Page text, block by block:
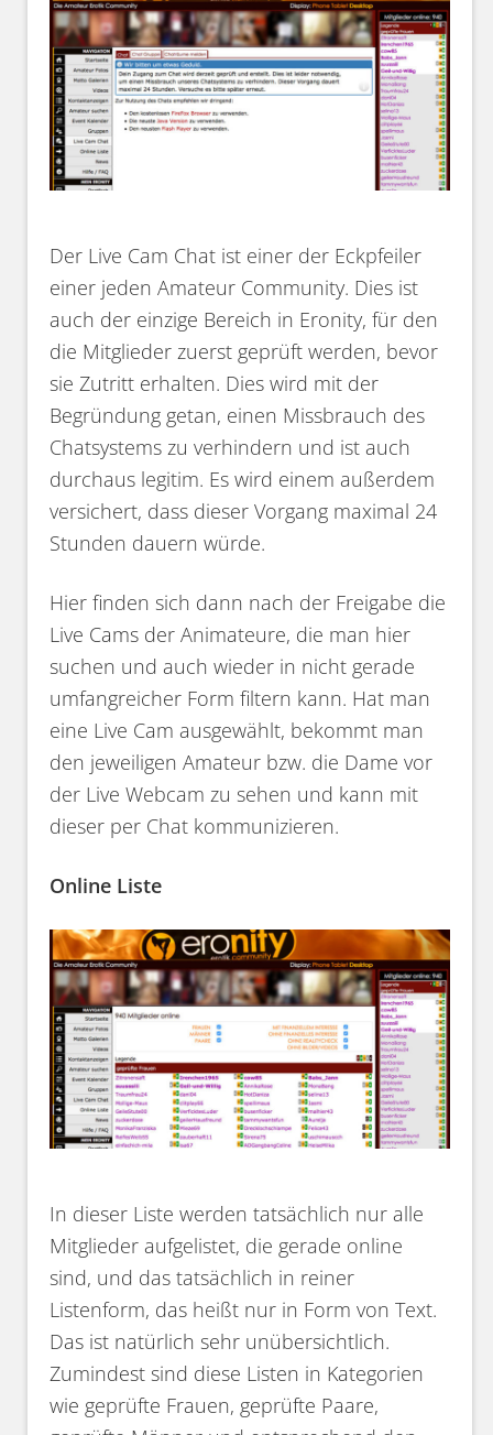
Der Live Cam Chat ist einer der Eckpfeiler
einer jeden Amateur Community. Dies ist
auch der einzige Bereich in Eronity, für den
die Mitglieder zuerst geprüft werden, bevor
sie Zutritt erhalten. Dies wird mit der
Begründung getan, einen Missbrauch des
Chatsystems zu verhindern und ist auch
durchaus legitim. Es wird einem außerdem
versichert, dass dieser Vorgang maximal 24
Stunden dauern würde.
Hier finden sich dann nach der Freigabe die
Live Cams der Animateure, die man hier
suchen und auch wieder in nicht gerade
umfangreicher Form filtern kann. Hat man
eine Live Cam ausgewählt, bekommt man
den jeweiligen Amateur bzw. die Dame vor
der Live Webcam zu sehen und kann mit
dieser per Chat kommunizieren.
Online Liste
In dieser Liste werden tatsächlich nur alle
Mitglieder aufgelistet, die gerade online
sind, und das tatsächlich in reiner
Listenform, das heißt nur in Form von Text.
Das ist natürlich sehr unübersichtlich.
Zumindest sind diese Listen in Kategorien
wie geprüfte Frauen, geprüfte Paare,